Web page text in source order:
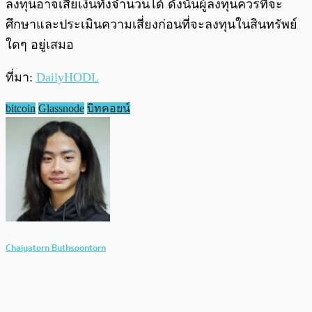
ลงทุนอาจเสียเงินทั้งจำนวนได้ ดังนั้นผู้ลงทุนควรที่จะ
ศึกษาและประเมินความเสี่ยงก่อนที่จะลงทุนในสินทรัพย์
ใดๆ อยู่เสมอ
ที่มา: DailyHODL
bitcoin Glassnode บิทคอยน์
Chaiyatorn Buthsoontorn